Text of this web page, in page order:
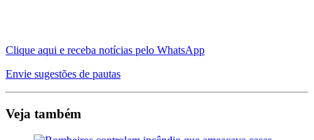
Clique aqui e receba notícias pelo WhatsApp
Envie sugestões de pautas
Veja também